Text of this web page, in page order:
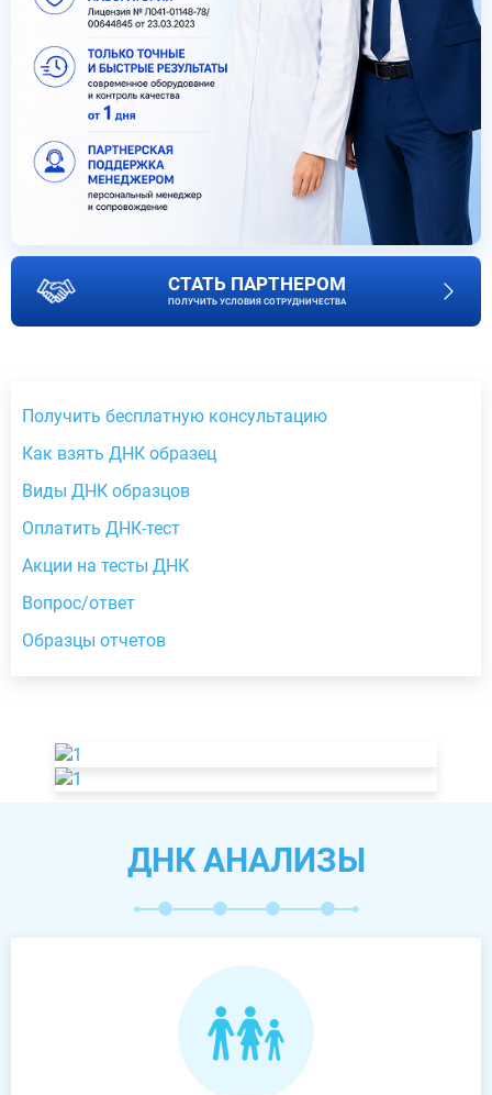
СТАТЬ ПАРТНЕРОМ
ПОЛУЧИТЬ УСЛОВИЯ СОТРУДНИЧЕСТВА
Получить бесплатную консультацию
Как взять ДНК образец
Виды ДНК образцов
Оплатить ДНК-тест
Акции на тесты ДНК
Вопрос/ответ
Образцы отчетов
ДНК АНАЛИЗЫ